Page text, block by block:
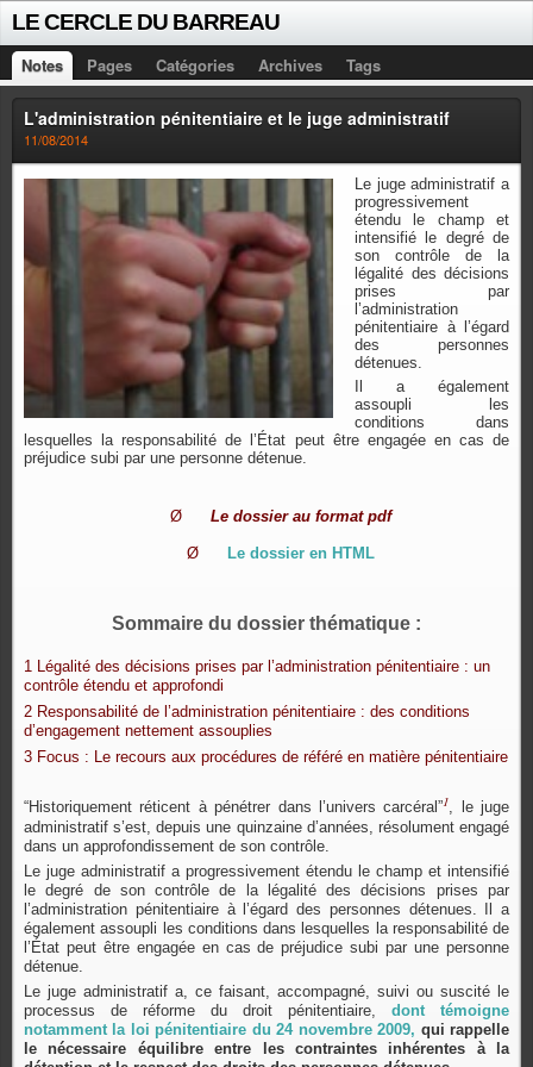
LE CERCLE DU BARREAU
Notes Pages Catégories Archives Tags
L'administration pénitentiaire et le juge administratif
11/08/2014
Le juge administratif a
progressivement
étendu le champ et
intensifié le degré de
son contrôle de la
légalité des décisions
prises par
l’administration
pénitentiaire à l’égard
des personnes
détenues.
Il a également
assoupli les
conditions dans
lesquelles la responsabilité de l’État peut être engagée en cas de
préjudice subi par une personne détenue.
Ø Le dossier au format pdf
Ø Le dossier en HTML
Sommaire du dossier thématique :
1 Légalité des décisions prises par l’administration pénitentiaire : un
contrôle étendu et approfondi
2 Responsabilité de l’administration pénitentiaire : des conditions
d’engagement nettement assouplies
3 Focus : Le recours aux procédures de référé en matière pénitentiaire
“Historiquement réticent à pénétrer dans l’univers carcéral”1, le juge
administratif s’est, depuis une quinzaine d’années, résolument engagé
dans un approfondissement de son contrôle.
Le juge administratif a progressivement étendu le champ et intensifié
le degré de son contrôle de la légalité des décisions prises par
l’administration pénitentiaire à l’égard des personnes détenues. Il a
également assoupli les conditions dans lesquelles la responsabilité de
l’État peut être engagée en cas de préjudice subi par une personne
détenue.
Le juge administratif a, ce faisant, accompagné, suivi ou suscité le
processus de réforme du droit pénitentiaire, dont témoigne
notamment la loi pénitentiaire du 24 novembre 2009, qui rappelle
le nécessaire équilibre entre les contraintes inhérentes à la